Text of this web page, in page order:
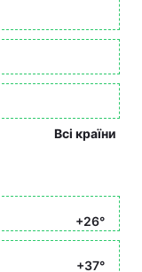
Всі країни
+26°
+37°